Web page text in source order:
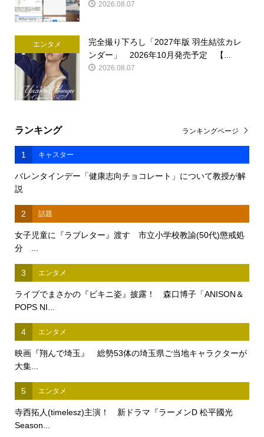
2026.08.07
エンタメ
完全撮り下ろし「2027年版 羽生結弦カレ
ンダー」 2026年10月発売予定 【...
2026.08.07
ランキング
1 キャスター
バレンタインデー「健康志向チョコレート」について教授が解
説
2 話題
女子児童に『ラブレター』渡す 市立小学校教諭(50代)懲戒処
分 ...
3 エンタメ
ライブでまさかの『ビキニ姿』披露！ 森口博子「ANISON＆
POPS NI...
4 エンタメ
映画『翔んで埼玉』 総勢53体の埼玉県ご当地キャラクターが
大集...
5 エンタメ
寺西拓人(timelesz)主演！ 新ドラマ『ラーメンD 松平國光
Season...
ランキングページ